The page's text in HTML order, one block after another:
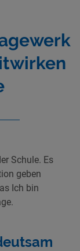
Schule. Es
geben
Ich bin